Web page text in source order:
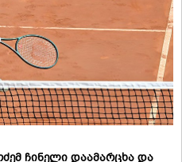
ჩინელი დაამარცხა და